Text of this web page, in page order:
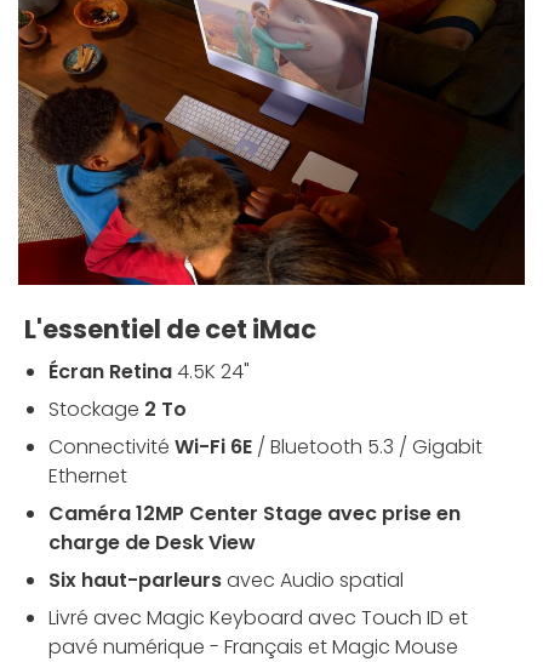
L'essentiel de cet iMac
Écran Retina4.5K 24"
Stockage 2 To
Connectivité Wi-Fi 6E / Bluetooth 5.3 / Gigabit
Ethernet
Caméra 12MP Center Stage avec prise en
charge de Desk View
Six haut-parleursavec Audio spatial
Livré avec Magic Keyboard avec Touch ID et
pavé numérique - Français et Magic Mouse